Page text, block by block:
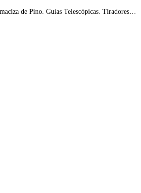
de Pino. Guías Telescópicas. Tiradores…